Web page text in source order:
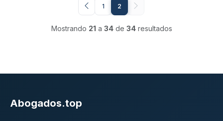
1 2
Mostrando 21 a 34de 34resultados
Abogados.top